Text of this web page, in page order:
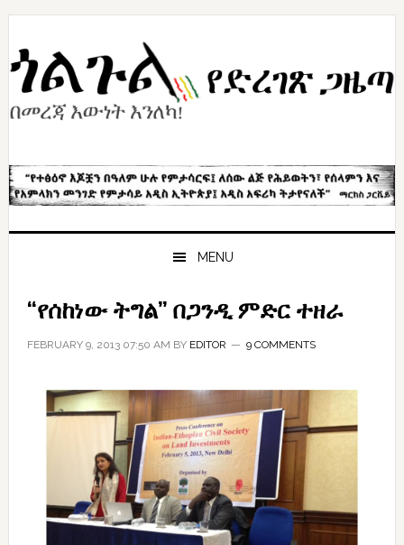
Skip
primary
navigation
Skip
content
Skip
primary
sidebar
MENU
“የሰከነው ትግል” በጋንዲ ምድር ተዘራ
FEBRUARY 9, 2013 07:50 AM BY EDITOR 9 COMMENTS